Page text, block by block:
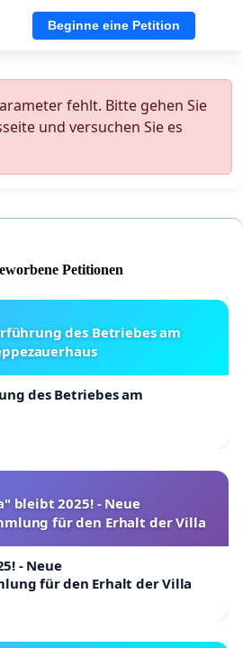
Beginne eine Petition
fehlt. Bitte gehen Sie
und versuchen Sie es
Petitionen
des Betriebes am
des Betriebes am
bleibt 2025! - Neue
für den Erhalt der Villa
- Neue
für den Erhalt der Villa